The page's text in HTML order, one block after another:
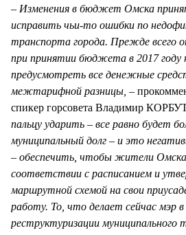
– Изменения в бюджет Омска
исправить чьи-то ошибки по
транспорта города. Прежде всего
при принятии бюджета в 2017 году
предусмотреть все денежные
межтарифной разницы, –
спикер горсовета Владимир
пальцу ударить – все равно будет
муниципальный долг – и это
– обеспечить, чтобы жители Омска
соответствии с расписанием и
маршрутной схемой на свои
работу. То, что делает сейчас мэр
реструктуризации муниципального